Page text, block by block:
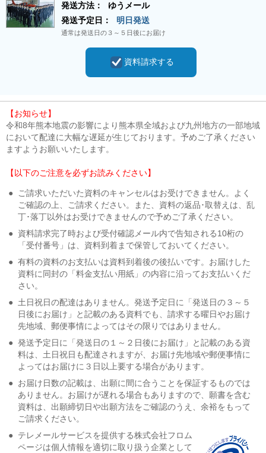
発送方法：
ゆうメール
発送予定日：
明日発送
通常は発送日の３～５日後にお届け
資料請求する
【お知らせ】
令和8年熊本地震の影響により熊本県全域および九州地方の一部地域
において配達に大幅な遅延が生じております。予めご了承ください
ますようお願いいたします。
【以下のご注意を必ずお読みください】
●
ご請求いただいた資料のキャンセルはお受けできません。よく
ご確認の上、ご請求ください。また、資料の返品･取替えは、乱
丁･落丁以外はお受けできませんので予めご了承ください。
● 資料請求完了時および受付確認メール内で告知される10桁の
「受付番号」は、資料到着まで保管しておいてください。
● 有料の資料のお支払いは資料到着後の後払いです。お届けした
資料に同封の「料金支払い用紙」の内容に沿ってお支払いくだ
さい。
● 土日祝日の配達はありません。発送予定日に「発送日の３～５
日後にお届け」と記載のある資料でも、請求する曜日やお届け
先地域、郵便事情によってはその限りではありません。
● 発送予定日に「発送日の１～２日後にお届け」と記載のある資
料は、土日祝日も配達されますが、お届け先地域や郵便事情に
よってはお届けに３日以上要する場合があります。
● お届け日数の記載は、出願に間に合うことを保証するものでは
ありません。お届けが遅れる場合もありますので、願書を含む
資料は、出願締切日や出願方法をご確認のうえ、余裕をもって
ご請求ください。
● テレメールサービスを提供する株式会社フロム
ページは個人情報を適切に取り扱う企業として